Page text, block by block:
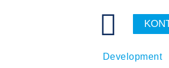
Development